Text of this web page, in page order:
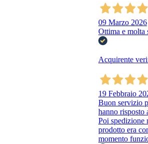
09 Marzo 2026
Ottima e molta
Acquirente
19 Febbraio
Buon servizio
hanno risposto
Poi spedizione
prodotto era
momento